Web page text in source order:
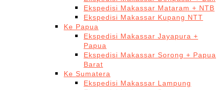
Ekspedisi Makassar Mataram + NTB
Ekspedisi Makassar Kupang NTT
Ke Papua
Ekspedisi Makassar Jayapura +
Papua
Ekspedisi Makassar Sorong + Papua
Barat
Ke Sumatera
Ekspedisi Makassar Lampung